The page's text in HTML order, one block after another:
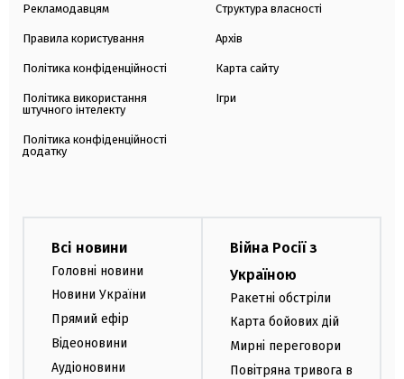
Рекламодавцям
Правила користування
Політика конфіденційності
Політика використання
штучного інтелекту
Політика конфіденційності
додатку
Структура власності
Архів
Карта сайту
Ігри
Всі новини
Головні новини
Новини України
Прямий ефір
Відеоновини
Аудіоновини
Війна Росії з
Україною
Ракетні обстріли
Карта бойових дій
Мирні переговори
Повітряна тривога в